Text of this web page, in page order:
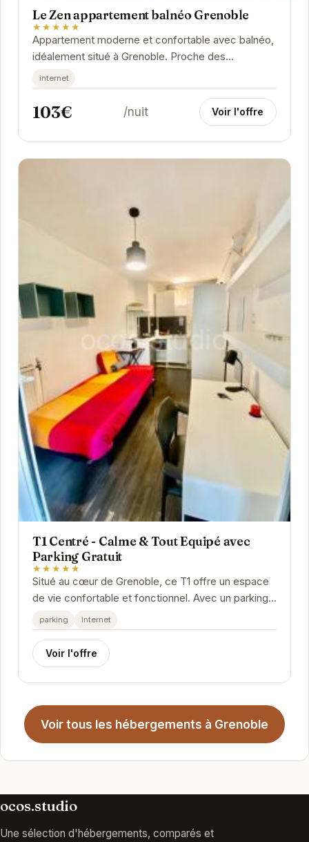
Le Zen appartement balnéo Grenoble
★★★★★
Appartement moderne et confortable avec balnéo,
idéalement situé à Grenoble. Proche des
commodités et des transports en commun.
internet
103€ /nuit Voir l'offre
T1 Centré - Calme & Tout Equipé avec
Parking Gratuit
★★★★★
Situé au cœur de Grenoble, ce T1 offre un espace
de vie confortable et fonctionnel. Avec un parking
gratuit, vous pourrez explorer la ville en...
parking internet
Voir l'offre
Voir tous les hébergements à Grenoble
ocos.studio
Une sélection d'hébergements, comparés et